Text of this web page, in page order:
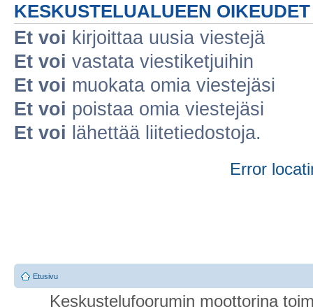
KESKUSTELUALUEEN OIKEUDET
Et voi kirjoittaa uusia viestejä
Et voi vastata viestiketjuihin
Et voi muokata omia viestejäsi
Et voi poistaa omia viestejäsi
Et voi lähettää liitetiedostoja.
Error
Etusivu
Keskustelufoorumin moottorina